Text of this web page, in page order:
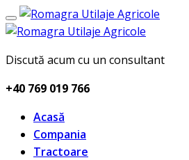
Discută acum cu un consultant
+40 769 019 766
Acasă
Compania
Tractoare